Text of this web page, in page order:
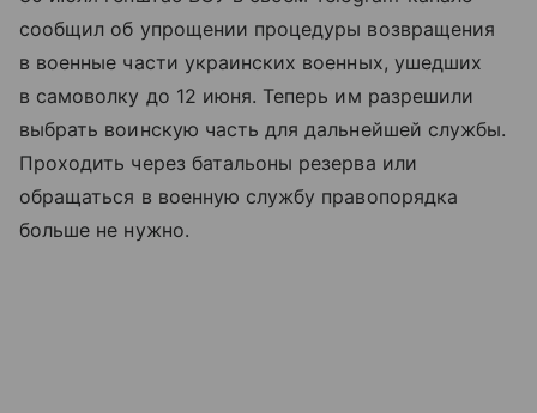
сообщил об упрощении процедуры возвращения
в военные части украинских военных, ушедших
в самоволку до 12 июня. Теперь им разрешили
выбрать воинскую часть для дальнейшей службы.
Проходить через батальоны резерва или
обращаться в военную службу правопорядка
больше не нужно.